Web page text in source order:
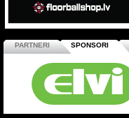
PARTNERI SPONSORI